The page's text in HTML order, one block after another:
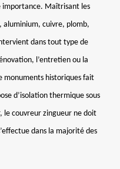
importance. Maîtrisant les
cuivre, plomb,
dans tout type de
l’entretien ou la
historiques fait
d’isolation thermique sous
le couvreur zingueur ne doit
dans la majorité des